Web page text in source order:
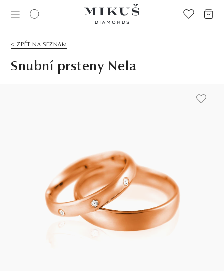
< ZPĚT NA SEZNAM
Snubní prsteny Nela